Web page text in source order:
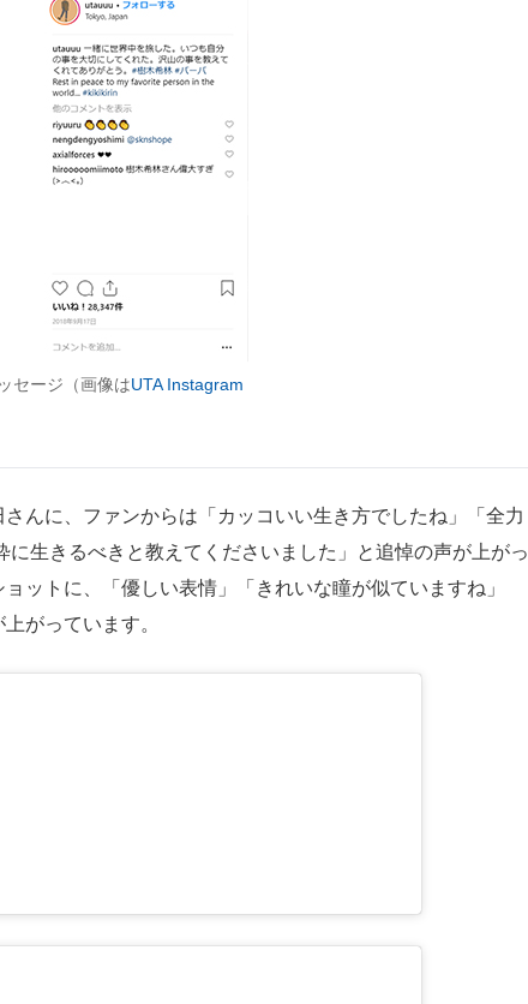
セージ（画像はUTA Instagram
んに、ファンからは「カッコいい生き方でしたね」「全力
生きるべきと教えてくださいました」と追悼の声が上がっ
ットに、「優しい表情」「きれいな瞳が似ていますね」
がっています。